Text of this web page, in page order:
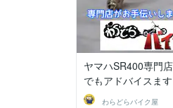
ヤマハSR400専門
でもアドバイスます
わらどらバイク屋